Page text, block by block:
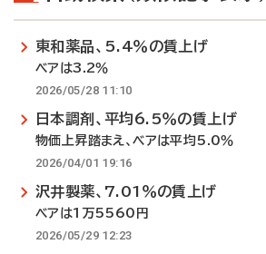
東和薬品、5.4％の賃上げ
ベアは3.2％
2026/05/28 11:10
日本調剤、平均6.5％の賃上げ
物価上昇踏まえ、ベアは平均5.0％
2026/04/01 19:16
沢井製薬、7.01％の賃上げ
ベアは1万5560円
2026/05/29 12:23